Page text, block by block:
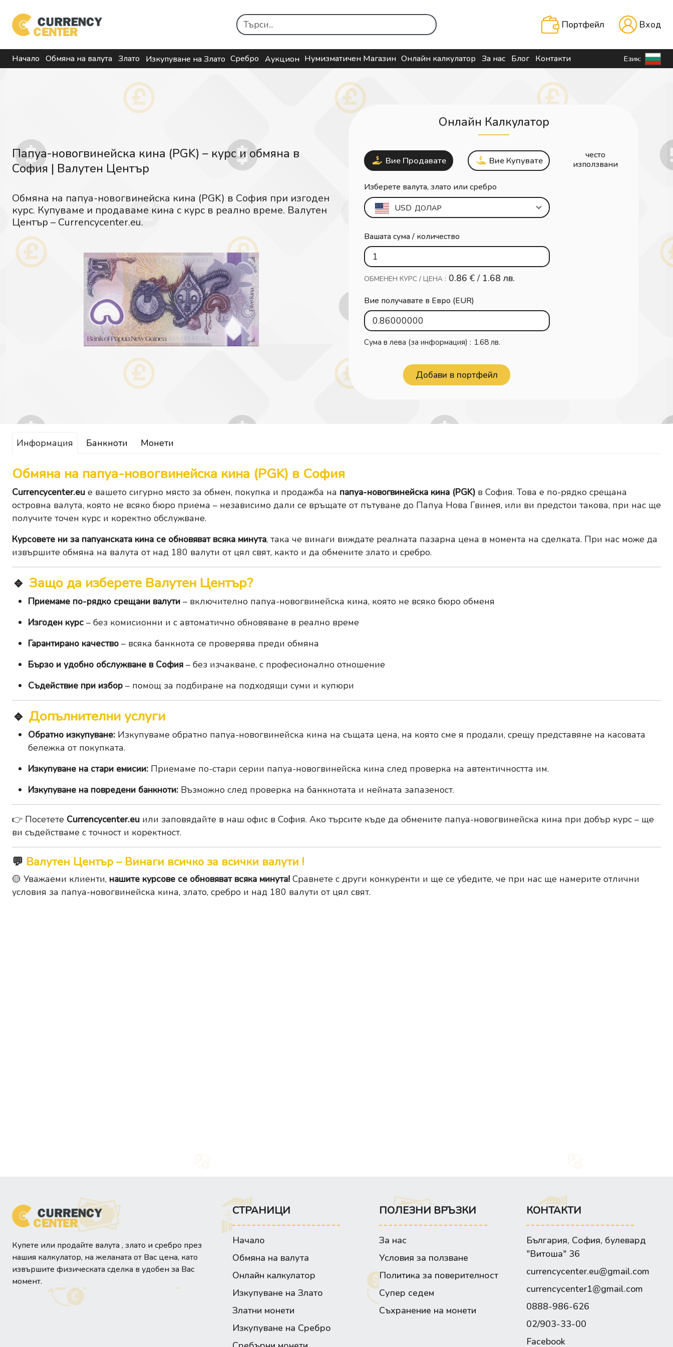
Портфейл Вход
Начало Обмяна на валута Злато Изкупуване на Злато Сребро Аукцион Нумизматичен Магазин Онлайн калкулатор За нас Блог Контакти Език:
Папуа-новогвинейска кина (PGK) – курс и обмяна в
София | Валутен Център
Обмяна на папуа-новогвинейска кина (PGK) в София при изгоден
курс. Купуваме и продаваме кина с курс в реално време. Валутен
Център – Currencycenter.eu.
Онлайн Калкулатор
Вие Продавате Вие Купувате
Изберете валута, злато или сребро
USD ДОЛАР
Вашата сума / количество
ОБМЕНЕН КУРС / ЦЕНА : 0.86 € / 1.68 лв.
Вие получавате в Евро (EUR)
Сума в лева (за информация) : 1.68 лв.
често
използвани
Информация Банкноти Монети
Обмяна на папуа-новогвинейска кина (PGK) в София
Currencycenter.eu е вашето сигурно място за обмен, покупка и продажба на папуа-новогвинейска кина (PGK) в София. Това е по-рядко срещана
островна валута, която не всяко бюро приема – независимо дали се връщате от пътуване до Папуа Нова Гвинея, или ви предстои такова, при нас ще
получите точен курс и коректно обслужване.
Курсовете ни за папуанската кина се обновяват всяка минута, така че винаги виждате реалната пазарна цена в момента на сделката. При нас може да
извършите обмяна на валута от над 180 валути от цял свят, както и да обмените злато и сребро.
🔹 Защо да изберете Валутен Център?
Приемаме по-рядко срещани валути – включително папуа-новогвинейска кина, която не всяко бюро обменя
Изгоден курс – без комисионни и с автоматично обновяване в реално време
Гарантирано качество – всяка банкнота се проверява преди обмяна
Бързо и удобно обслужване в София – без изчакване, с професионално отношение
Съдействие при избор – помощ за подбиране на подходящи суми и купюри
🔹 Допълнителни услуги
Обратно изкупуване: Изкупуваме обратно папуа-новогвинейска кина на същата цена, на която сме я продали, срещу представяне на касовата
бележка от покупката.
Изкупуване на стари емисии: Приемаме по-стари серии папуа-новогвинейска кина след проверка на автентичността им.
Изкупуване на повредени банкноти: Възможно след проверка на банкнотата и нейната запазеност.
👉 Посетете Currencycenter.eu или заповядайте в наш офис в София. Ако търсите къде да обмените папуа-новогвинейска кина при добър курс – ще
ви съдействаме с точност и коректност.
💬 Валутен Център – Винаги всичко за всички валути !
🟡 Уважаеми клиенти, нашите курсове се обновяват всяка минута! Сравнете с други конкуренти и ще се убедите, че при нас ще намерите отлични
условия за папуа-новогвинейска кина, злато, сребро и над 180 валути от цял свят.
Купете или продайте валута , злато и сребро през
нашия калкулатор, на желаната от Вас цена, като
извършите физическата сделка в удобен за Вас
момент.
СТРАНИЦИ
Начало
Обмяна на валута
Онлайн калкулатор
Изкупуване на Злато
Златни монети
Изкупуване на Сребро
ПОЛЕЗНИ ВРЪЗКИ
За нас
Условия за ползване
Политика за поверителност
Супер седем
Съхранение на монети
КОНТАКТИ
България, София, булевард
"Витоша" 36
currencycenter.eu@gmail.com
currencycenter1@gmail.com
0888-986-626
02/903-33-00
Facebook